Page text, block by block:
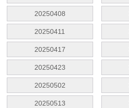
20250408
20250411
20250417
20250423
20250502
20250513